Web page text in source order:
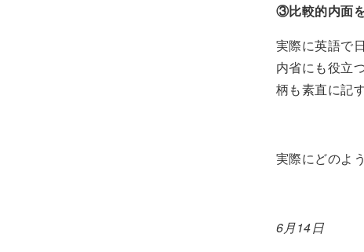
③比較的内面
実際に英語で
内省にも役立
柄も素直に記
実際にどのよ
6月14日